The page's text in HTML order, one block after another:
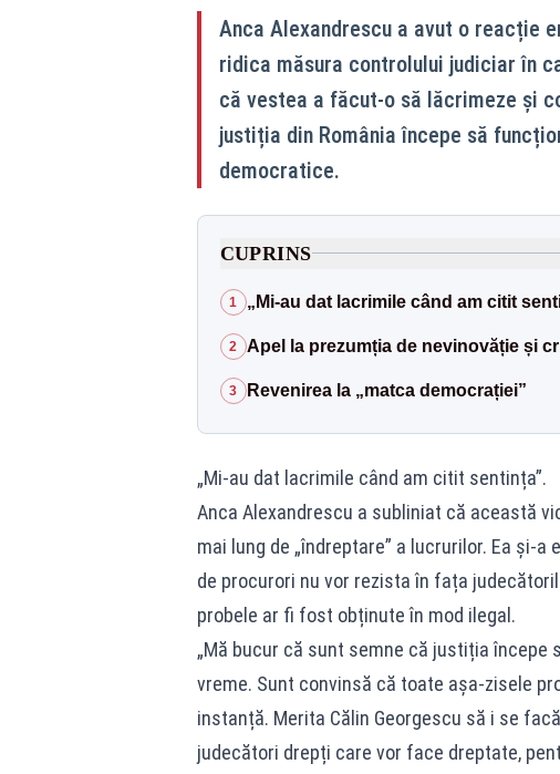
Anca Alexandrescu a avut o reacție
ridica măsura controlului judiciar în
că vestea a făcut-o să lăcrimeze și
justiția din România începe să
democratice.
CUPRINS
1 „Mi-au dat lacrimile când am citit
2 Apel la prezumția de nevinovăție și
3 Revenirea la „matca democrației”
„Mi-au dat lacrimile când am citit sentința”.
Anca Alexandrescu a subliniat că această
mai lung de „îndreptare” a lucrurilor. Ea și-
de procurori nu vor rezista în fața
probele ar fi fost obținute în mod ilegal.
„Mă bucur că sunt semne că justiția
vreme. Sunt convinsă că toate așa-zisele
instanță. Merita Călin Georgescu să i se
judecători drepți care vor face dreptate,